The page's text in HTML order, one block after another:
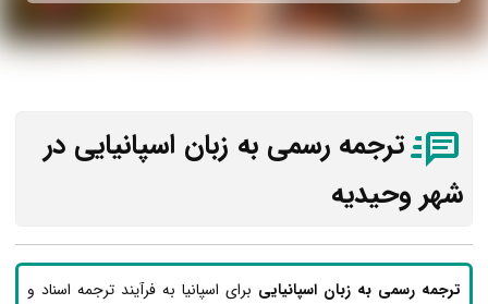
ترجمه رسمی به زبان اسپانیایی در
شهر وحیدیه
ترجمه رسمی به زبان اسپانیایی برای اسپانیا به فرآیند ترجمه اسناد و